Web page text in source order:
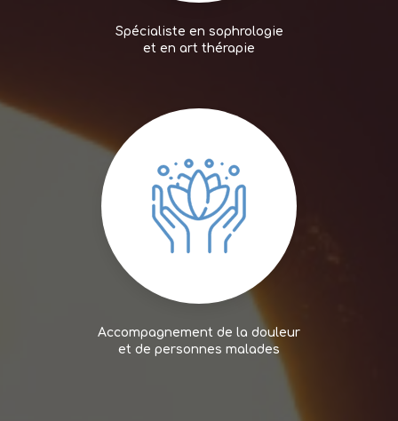
Spécialiste en sophrologie
et en art thérapie
Accompagnement de la douleur
et de personnes malades